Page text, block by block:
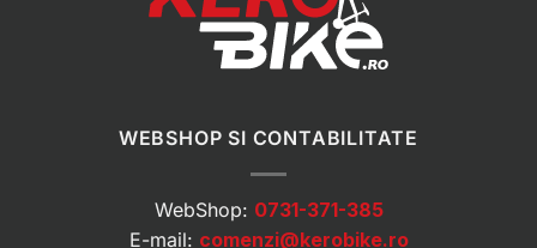
WEBSHOP SI CONTABILITATE
WebShop: 0731-371-385
E-mail: comenzi@kerobike.ro